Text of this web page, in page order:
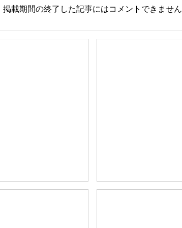
掲載期間の終了した記事にはコメントできません